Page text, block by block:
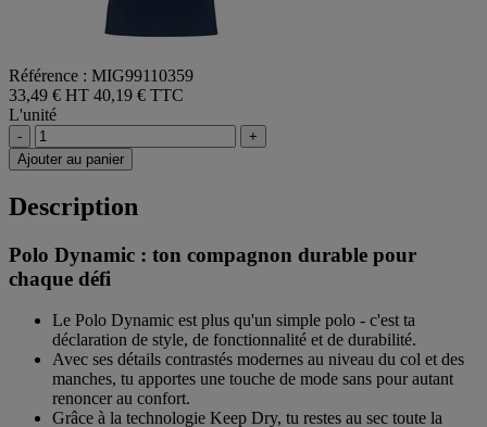
Référence : MIG99110359
33,49 € HT 40,19 € TTC
L'unité
-
+
Ajouter au panier
Description
Polo Dynamic : ton compagnon durable pour
chaque défi
Le Polo Dynamic est plus qu'un simple polo - c'est ta
déclaration de style, de fonctionnalité et de durabilité.
Avec ses détails contrastés modernes au niveau du col et des
manches, tu apportes une touche de mode sans pour autant
renoncer au confort.
Grâce à la technologie Keep Dry, tu restes au sec toute la